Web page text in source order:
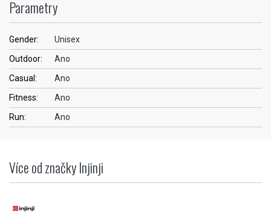
Parametry
Gender:
Unisex
Outdoor:
Ano
Casual:
Ano
Fitness:
Ano
Run:
Ano
Více od značky Injinji